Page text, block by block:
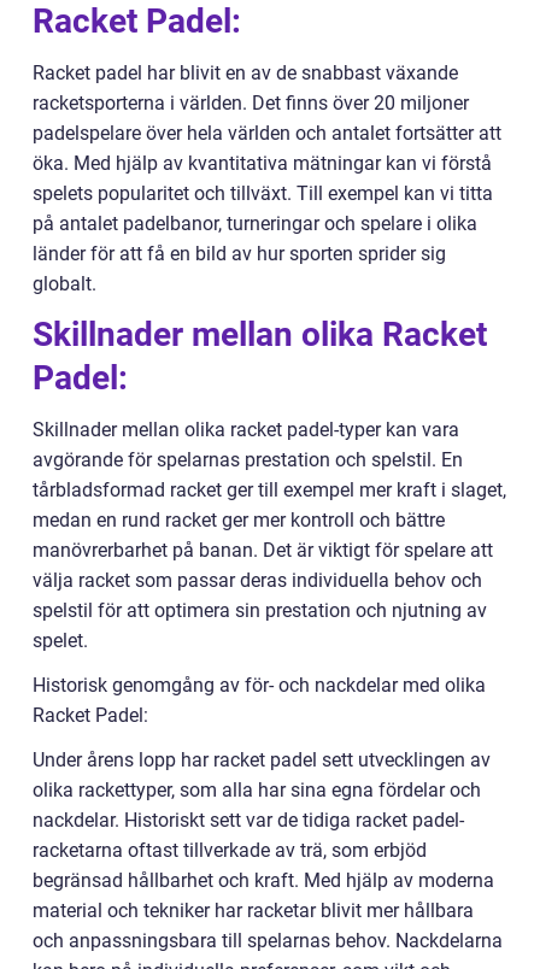
Racket Padel:
Racket padel har blivit en av de snabbast växande
racketsporterna i världen. Det finns över 20 miljoner
padelspelare över hela världen och antalet fortsätter att
öka. Med hjälp av kvantitativa mätningar kan vi förstå
spelets popularitet och tillväxt. Till exempel kan vi titta
på antalet padelbanor, turneringar och spelare i olika
länder för att få en bild av hur sporten sprider sig
globalt.
Skillnader mellan olika Racket
Padel:
Skillnader mellan olika racket padel-typer kan vara
avgörande för spelarnas prestation och spelstil. En
tårbladsformad racket ger till exempel mer kraft i slaget,
medan en rund racket ger mer kontroll och bättre
manövrerbarhet på banan. Det är viktigt för spelare att
välja racket som passar deras individuella behov och
spelstil för att optimera sin prestation och njutning av
spelet.
Historisk genomgång av för- och nackdelar med olika
Racket Padel:
Under årens lopp har racket padel sett utvecklingen av
olika rackettyper, som alla har sina egna fördelar och
nackdelar. Historiskt sett var de tidiga racket padel-
racketarna oftast tillverkade av trä, som erbjöd
begränsad hållbarhet och kraft. Med hjälp av moderna
material och tekniker har racketar blivit mer hållbara
och anpassningsbara till spelarnas behov. Nackdelarna